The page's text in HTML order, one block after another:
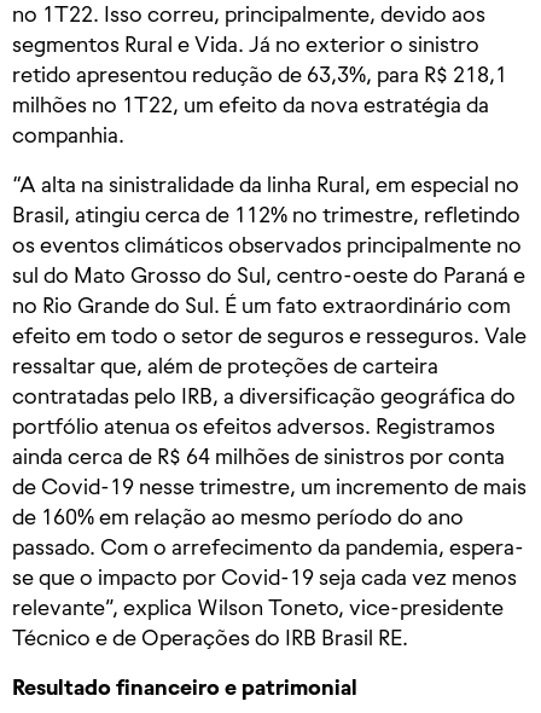
no 1T22. Isso correu, principalmente, devido aos
segmentos Rural e Vida. Já no exterior o sinistro
retido apresentou redução de 63,3%, para R$ 218,1
milhões no 1T22, um efeito da nova estratégia da
companhia.
“A alta na sinistralidade da linha Rural, em especial no
Brasil, atingiu cerca de 112% no trimestre, refletindo
os eventos climáticos observados principalmente no
sul do Mato Grosso do Sul, centro-oeste do Paraná e
no Rio Grande do Sul. É um fato extraordinário com
efeito em todo o setor de seguros e resseguros. Vale
ressaltar que, além de proteções de carteira
contratadas pelo IRB, a diversificação geográfica do
portfólio atenua os efeitos adversos. Registramos
ainda cerca de R$ 64 milhões de sinistros por conta
de Covid-19 nesse trimestre, um incremento de mais
de 160% em relação ao mesmo período do ano
passado. Com o arrefecimento da pandemia, espera-
se que o impacto por Covid-19 seja cada vez menos
relevante”, explica Wilson Toneto, vice-presidente
Técnico e de Operações do IRB Brasil RE.
Resultado financeiro e patrimonial